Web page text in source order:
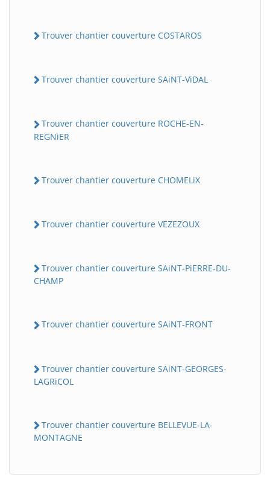
Trouver chantier couverture COSTAROS
Trouver chantier couverture SAiNT-ViDAL
Trouver chantier couverture ROCHE-EN-
REGNiER
Trouver chantier couverture CHOMELiX
Trouver chantier couverture VEZEZOUX
Trouver chantier couverture SAiNT-PiERRE-DU-
CHAMP
Trouver chantier couverture SAiNT-FRONT
Trouver chantier couverture SAiNT-GEORGES-
LAGRiCOL
Trouver chantier couverture BELLEVUE-LA-
MONTAGNE